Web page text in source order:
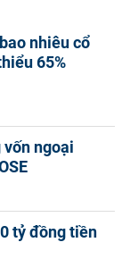
nhiêu cổ
65%
vốn ngoại
tỷ đồng tiền